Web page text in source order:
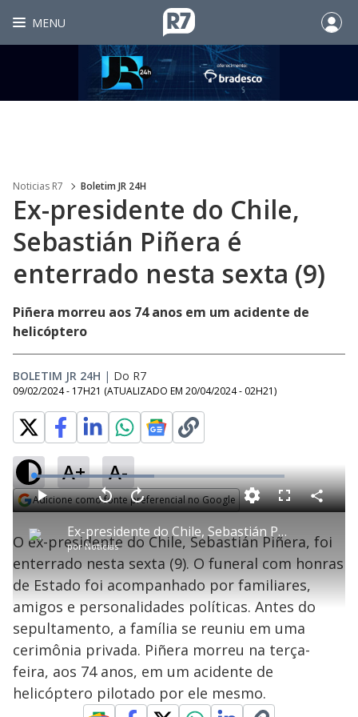
MENU
Noticias R7 Boletim JR 24H
Ex-presidente do Chile,
Sebastián Piñera é
enterrado nesta sexta (9)
Piñera morreu aos 74 anos em um acidente de
helicóptero
BOLETIM JR 24H | Do R7
09/02/2024 - 17H21 (ATUALIZADO EM 20/04/2024 - 02H21)
A+ A-
Adicione como fonte preferencial no Google
P
l
a
y
Ex-presidente do Chile, Sebastián Piñera é enterrado nesta sexta (9)
porNotícias
P V
t
a
r
0
e
g
n
d
s
A
n
ç
a
1
s
e
u
n
d
o
M
u
L
o
a
d
e
:
4
8
.
0
0
F
l
s
c
e
n
C
o
a
r
i
O ex-presidente do Chile, Sebastián Piñera, foi
enterrado nesta sexta (9). O funeral com honras
de Estado foi acompanhado por familiares,
amigos e personalidades políticas. Antes do
sepultamento, a família se reuniu em uma
cerimônia privada. Piñera morreu na terça-
feira, aos 74 anos, em um acidente de
helicóptero pilotado por ele mesmo.